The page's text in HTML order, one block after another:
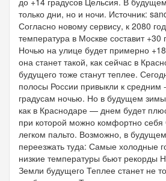
только дни, но и ночи. Источник:
Согласно новому сервису, к 2080
температура в Москве составит +30
Ночью на улице будет примерно +18
она станет такой, как сейчас в
будущего тоже станут теплее.
полосы России привыкли к средним
градусам ночью. Но в будущем зимы
как в Краснодаре — днем будет
при которой можно комфортно себя
легком пальто. Возможно, в
переезжать туда: Самые холодные
низкие температуры бьют рекорды
Земли будущего Теплее станет не